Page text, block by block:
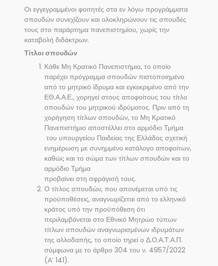
Οι εγγεγραμμένοι φοιτητές στα εν λόγω προγράμματα
σπουδών συνεχίζουν και ολοκληρώνουν τις σπουδές
τους στο παράρτημα πανεπιστημίου, χωρίς την
καταβολή διδάκτρων.
Τίτλοι σπουδών
Κάθε Μη Κρατικό Πανεπιστήμιο, το οποίο
παρέχει πρόγραμμα σπουδών πιστοποιημένο
από το μητρικό ίδρυμα και εγκεκριμένο από την
ΕΘ.Α.Α.Ε., χορηγεί στους αποφοίτους του τίτλο
σπουδών του μητρικού ιδρύματος. Πριν από τη
χορήγηση τίτλων σπουδών, το Μη Κρατικό
Πανεπιστήμιο αποστέλλει στο αρμόδιο Τμήμα
του υπουργείου Παιδείας της Ελλάδος σχετική
ενημέρωση με συνημμένο κατάλογο αποφοίτων,
καθώς και το σώμα των τίτλων σπουδών και το
αρμόδιο Τμήμα
προβαίνει στη σφράγισή τους.
Ο τίτλος σπουδών, που απονέμεται υπό τις
προϋποθέσεις, αναγνωρίζεται από το ελληνικό
κράτος υπό την προϋπόθεση ότι
περιλαμβάνεται στο Εθνικό Μητρώο τύπων
τίτλων σπουδών αναγνωρισμένων ιδρυμάτων
της αλλοδαπής, το οποίο τηρεί ο Δ.Ο.Α.Τ.Α.Π.
σύμφωνα με το άρθρο 304 του ν. 4957/2022
(Α’ 141).